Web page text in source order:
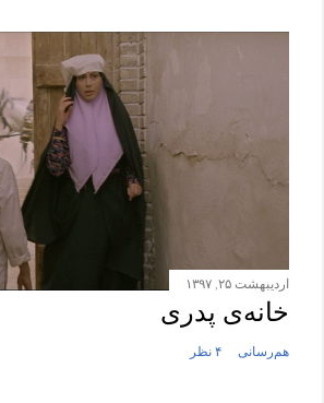
اردیبهشت ۲۵, ۱۳۹۷
خانه‌ی پدری
هم‌رسانی ۴ نظر